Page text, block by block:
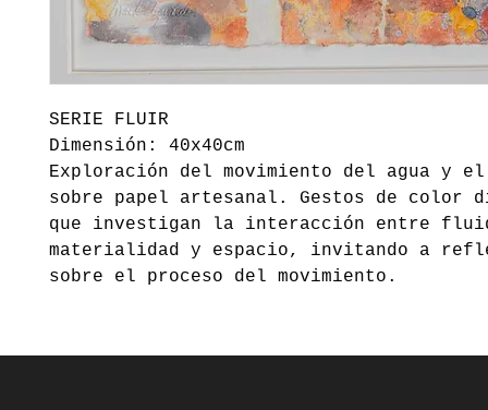
SERIE FLUIR
Dimensión: 40x40cm
Exploración del movimiento del agua y el
sobre papel artesanal. Gestos de color
que investigan la interacción entre
materialidad y espacio, invitando a
sobre el proceso del movimiento.